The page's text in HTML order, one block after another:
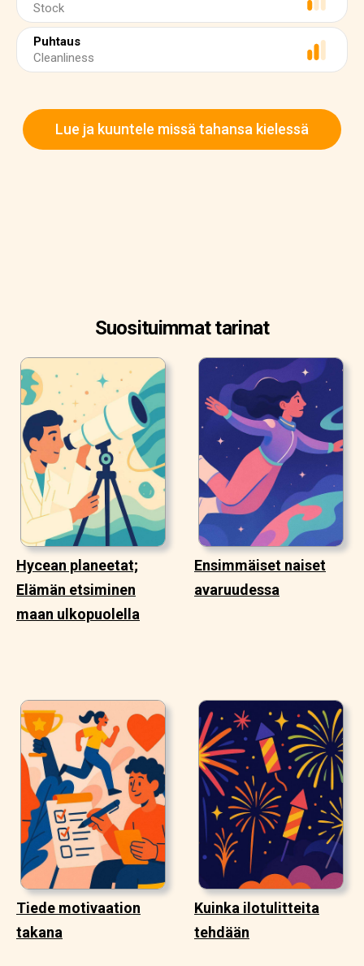
Stock
Puhtaus
Cleanliness
Lue ja kuuntele missä tahansa kielessä
Suosituimmat tarinat
Hycean planeetat;
Elämän etsiminen
maan ulkopuolella
Ensimmäiset naiset
avaruudessa
Tiede motivaation
takana
Kuinka ilotulitteita
tehdään